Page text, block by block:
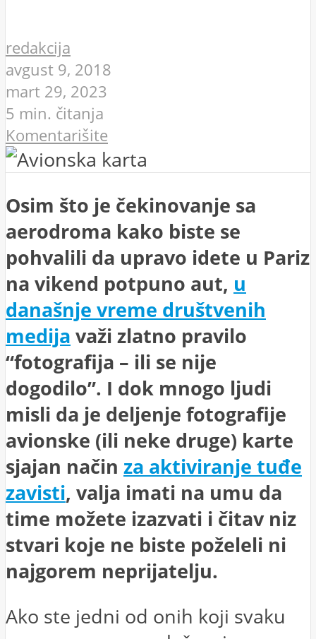
redakcija
avgust 9, 2018
mart 29, 2023
5 min. čitanja
Komentarišite
Osim što je čekinovanje sa
aerodroma kako biste se
pohvalili da upravo idete u Pariz
na vikend potpuno aut, u
današnje vreme društvenih
medija važi zlatno pravilo
“fotografija – ili se nije
dogodilo”. I dok mnogo ljudi
misli da je deljenje fotografije
avionske (ili neke druge) karte
sjajan način za aktiviranje tuđe
zavisti, valja imati na umu da
time možete izazvati i čitav niz
stvari koje ne biste poželeli ni
najgorem neprijatelju.
Ako ste jedni od onih koji svaku